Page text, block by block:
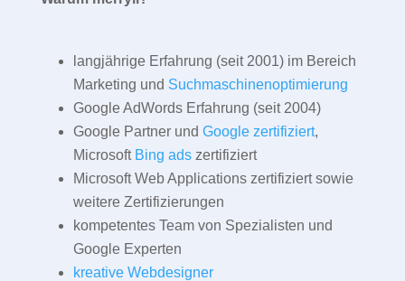
langjährige Erfahrung (seit 2001) im Bereich
Marketing und Suchmaschinenoptimierung
Google AdWords Erfahrung (seit 2004)
Google Partner und Google zertifiziert,
Microsoft Bing adszertifiziert
Microsoft Web Applications zertifiziert sowie
weitere Zertifizierungen
kompetentes Team von Spezialisten und
Google Experten
kreative Webdesigner